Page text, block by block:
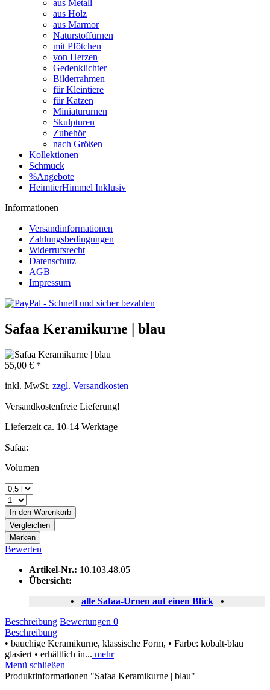
aus Metall
aus Holz
aus Marmor
Naturstoffurnen
mit Pfötchen
von Herzen
Gedenklichter
Bilderrahmen
für Kleintiere
für Katzen
Miniatururnen
Skulpturen
Zubehör
nach Größen
Kollektionen
Schmuck
%Angebote
HeimtierHimmel Inklusiv
Informationen
Versandinformationen
Zahlungsbedingungen
Widerrufsrecht
Datenschutz
AGB
Impressum
Safaa Keramikurne | blau
55,00 € *
inkl. MwSt. zzgl. Versandkosten
Versandkostenfreie Lieferung!
Lieferzeit ca. 10-14 Werktage
Safaa:
Volumen
In den Warenkorb
Vergleichen
Merken
Bewerten
Artikel-Nr.: 10.103.48.05
Übersicht:
• alle Safaa-Urnen auf einen Blick•
Beschreibung Bewertungen 0
Beschreibung
• bauchige Keramikurne, klassische Form, • Farbe: kobalt-blau
glasiert • erhältlich in... mehr
Menü schließen
Produktinformationen "Safaa Keramikurne | blau"